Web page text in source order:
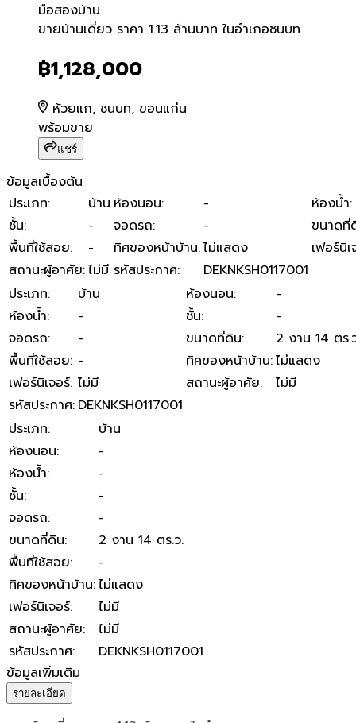
มือสองบ้าน
ขายบ้านเดี่ยว ราคา 1.13 ล้า
ขายบ้านเดี่ยว ราคา 1.13 ล้านบาท ในอำเภอชนบท
฿1,128,000
ห้วยแก, ชนบท, ขอนแก่น
พร้อมขาย
แชร์
ข้อมูลเบื้องต้น
ประเภท: บ้าน ห้องนอน: - ห้องน้ำ:
ชั้น: - จอดรถ: -
ขนาดที่
พื้นที่ใช้สอย: - ทิศของหน้าบ้าน:ไม่แสดง
เฟอร์นิ
สถานะผู้อาศัย:ไม่มี รหัสประกาศ:
DEKNKSH0117001
ประเภท: บ้าน ห้องนอน:
-
ห้องน้ำ: - ชั้น:
-
จอดรถ: - ขนาดที่ดิน:
2 งาน 14 ตร.
พื้นที่ใช้สอย: - ทิศของหน้าบ้าน:ไม่แสดง
เฟอร์นิเจอร์: ไม่มี สถานะผู้อาศัย:
ไม่มี
รหัสประกาศ: DEKNKSH0117001
ประเภท:
บ้าน
ห้องนอน:
-
ห้องน้ำ:
-
ชั้น:
-
จอดรถ:
-
ขนาดที่ดิน:
2 งาน 14 ตร.ว.
พื้นที่ใช้สอย:
-
ทิศของหน้าบ้าน:ไม่แสดง
เฟอร์นิเจอร์:
ไม่มี
สถานะผู้อาศัย:
ไม่มี
รหัสประกาศ:
DEKNKSH0117001
ข้อมูลเพิ่มเติม
รายละเอียด